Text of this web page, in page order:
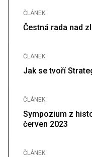
ČLÁNEK
Čestná rada nad
ČLÁNEK
Jak se tvoří
ČLÁNEK
Sympozium z
červen 2023
ČLÁNEK